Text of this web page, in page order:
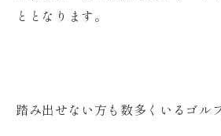
ととなります。
踏み出せない方も数多くいるゴル